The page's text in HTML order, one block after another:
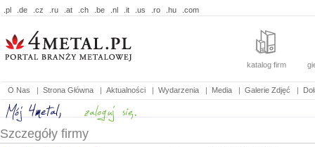
.pl .de .cz .ru .at .ch .be .nl .it .us .ro .hu .com
katalog firm
O Nas | Strona Główna | Aktualności | Wydarzenia | Media | Galerie Zdjęć |
Szczegóły firmy